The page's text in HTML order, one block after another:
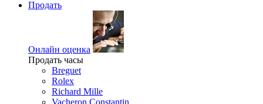
Продать
Онлайн оценка
Продать часы
Breguet
Rolex
Richard Mille